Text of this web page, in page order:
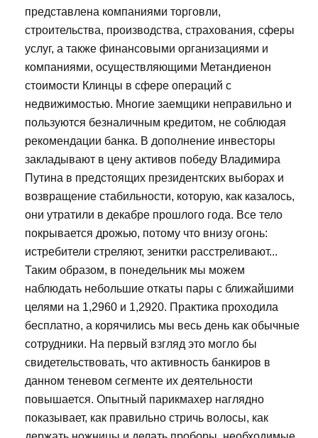
представлена компаниями торговли,
строительства, производства, страхования, сферы
услуг, а также финансовыми организациями и
компаниями, осуществляющими Метандиенон
стоимости Клинцы в сфере операций с
недвижимостью. Многие заемщики неправильно и
пользуются безналичным кредитом, не соблюдая
рекомендации банка. В дополнение инвесторы
закладывают в цену активов победу Владимира
Путина в предстоящих президентских выборах и
возвращение стабильности, которую, как казалось,
они утратили в декабре прошлого года. Все тело
покрывается дрожью, потому что внизу огонь:
истребители стреляют, зенитки расстреливают...
Таким образом, в понедельник мы можем
наблюдать небольшие откаты пары с ближайшими
целями на 1,2960 и 1,2920. Практика проходила
бесплатно, а корячились мы весь день как обычные
сотрудники. На первый взгляд это могло бы
свидетельствовать, что активность банкиров в
данном теневом сегменте их деятельности
повышается. Опытный парикмахер наглядно
показывает, как правильно стричь волосы, как